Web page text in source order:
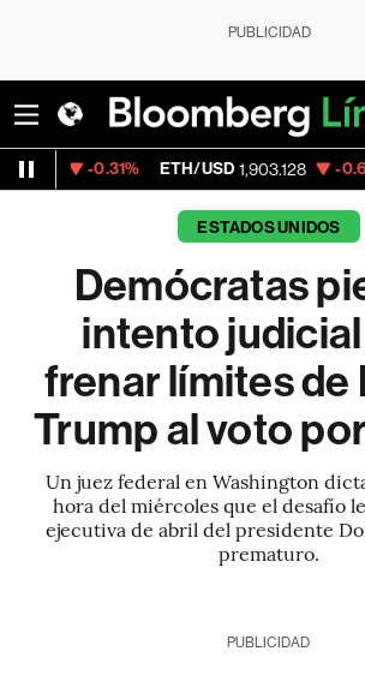
PUBLICIDAD
ETH/USD 1,903.128 -0.66% Visa
ESTADOS UNIDOS
Demócratas
intento
frenar límites de
Trump al voto
Un juez federal en Washington
hora del miércoles que el desafío
ejecutiva de abril del presidente
prematuro.
PUBLICIDAD